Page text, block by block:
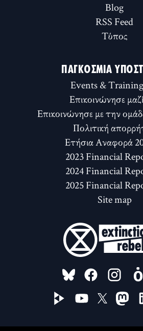
Blog
RSS Feed
Τύπος
ΠΑΓΚΌΣΜΙΑ
Events &
Επικοινώνησε
Επικοινώνησε με την
Πολιτική
Ετήσια Αναφορά
2023 Financial
2024 Financial
2025 Financial
Site map
FOLLOW US